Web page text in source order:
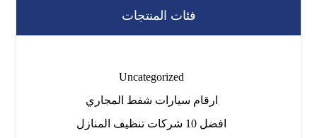
فئات المنتجات
Uncategorized
ارقام سيارات شفط المجاري
افضل 10 شركات تنظيف المنازل